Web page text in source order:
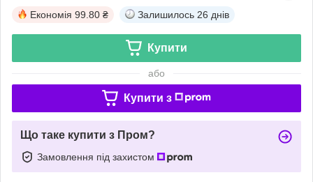
Економія 99.80 ₴ Залишилось 26 днів
Купити
або
Купити з
Що таке купити з Пром?
Замовлення під захистом